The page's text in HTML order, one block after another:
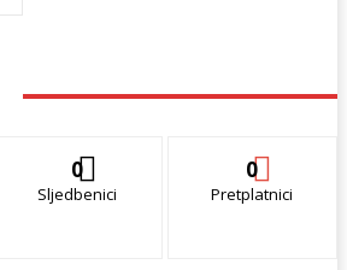
0
Sljedbenici
0
Pretplatnici